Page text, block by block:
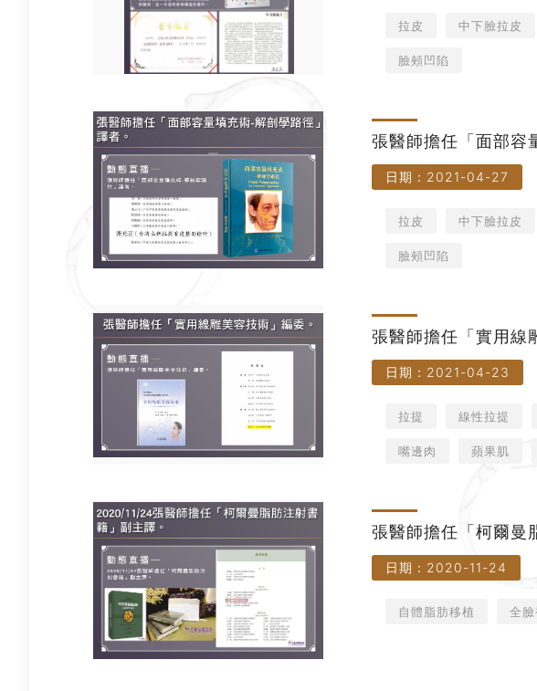
拉皮 中下臉拉皮
臉頰凹陷
張醫師擔任「面部容
日期：2021-04-27
拉皮 中下臉拉皮
臉頰凹陷
張醫師擔任「實用線
日期：2021-04-23
拉提 線性拉提
嘴邊肉 蘋果肌
張醫師擔任「柯爾曼
日期：2020-11-24
自體脂肪移植 全